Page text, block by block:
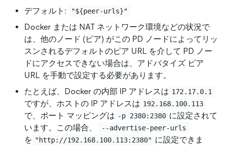
デフォルト:
"${peer-urls}"
Docker または NAT ネットワーク環境などの状況で
は、他のノード (ピア) がこの PD ノードによってリッ
スンされるデフォルトのピア URL を介して PD ノー
ドにアクセスできない場合は、アドバタイズ ピア
URL を手動で設定する必要があります。
たとえば、Docker の内部 IP アドレスは 172.17.0.1
ですが、ホストの IP アドレスは 192.168.100.113
で、ポート マッピングは -p 2380:2380 に設定されて
います。この場合、
--advertise-peer-urls
を "http://192.168.100.113:2380" に設定できま